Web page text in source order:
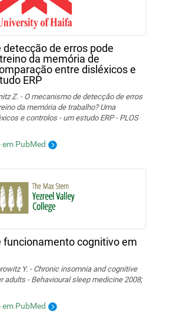
detecção de erros pode
da memória de
entre disléxicos e
ERP
Z. - O mecanismo de detecção de erros
da memória de trabalho? Uma
e controlos - um estudo ERP - PLOS
PubMed
funcionamento cognitivo em
Y. - Chronic insomnia and cognitive
adults - Behavioural sleep medicine 2008;
PubMed